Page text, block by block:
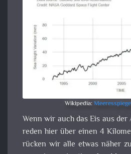
Wenn wir auch das Eis aus
reden hier über einen 4
rücken wir alle etwas näher
einem Anstieg des
warum üben wir nicht
werden Klimaflüchtlinge aus
einige Leute im Netz gerne
keinen Wasserpegel nach